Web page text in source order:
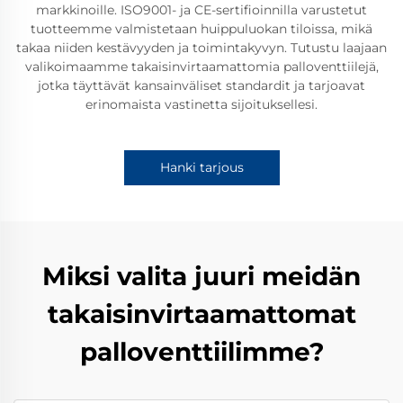
markkinoille. ISO9001- ja CE-sertifioinnilla varustetut
tuotteemme valmistetaan huippuluokan tiloissa, mikä
takaa niiden kestävyyden ja toimintakyvyn. Tutustu laajaan
valikoimaamme takaisinvirtaamattomia palloventtiilejä,
jotka täyttävät kansainväliset standardit ja tarjoavat
erinomaista vastinetta sijoituksellesi.
Hanki tarjous
Miksi valita juuri meidän
takaisinvirtaamattomat
palloventtiilimme?